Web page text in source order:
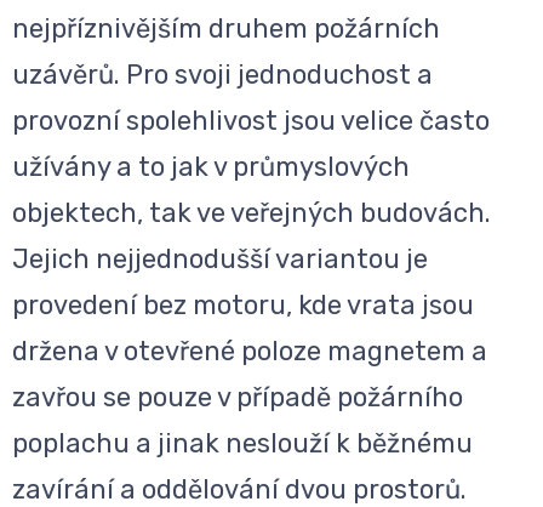
nejpříznivějším druhem požárních
uzávěrů. Pro svoji jednoduchost a
provozní spolehlivost jsou velice často
užívány a to jak v průmyslových
objektech, tak ve veřejných budovách.
Jejich nejjednodušší variantou je
provedení bez motoru, kde vrata jsou
držena v otevřené poloze magnetem a
zavřou se pouze v případě požárního
poplachu a jinak neslouží k běžnému
zavírání a oddělování dvou prostorů.